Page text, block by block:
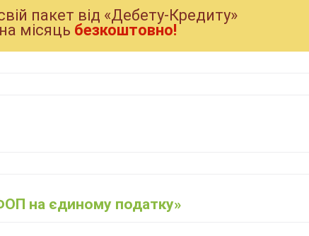
пакет вiд «Дебету-Кредиту»
на мiсяць безкоштовно!
на єдиному податку»